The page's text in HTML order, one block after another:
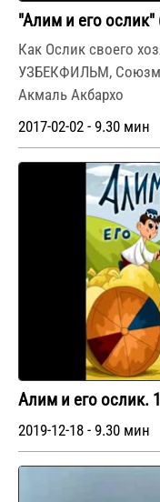
"Алим и его ослик"
Как Ослик своего
УЗБЕКФИЛЬМ,
Акмаль Акбархо
2017-02-02 - 9.30 мин
Алим и его ослик.
2019-12-18 - 9.30 мин